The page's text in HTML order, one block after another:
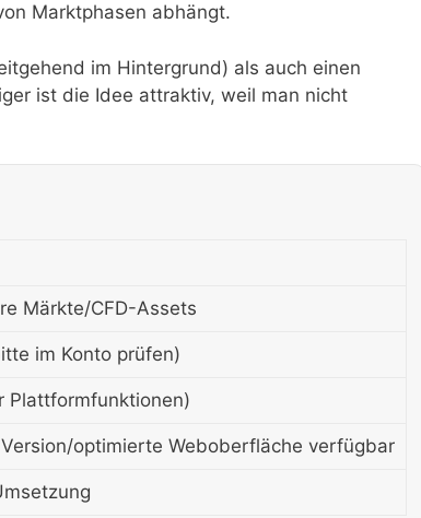
Marktphasen abhängt.
im Hintergrund) als auch einen
ist die Idee attraktiv, weil man nicht
Märkte/CFD-Assets
im Konto prüfen)
Plattformfunktionen)
optimierte Weboberfläche verfügbar